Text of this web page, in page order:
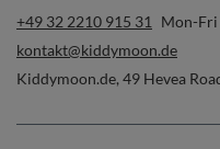
+49 32 2210 915 31
Mon-
kontakt@kiddymoon.de
Kiddymoon.de, 49 Hevea